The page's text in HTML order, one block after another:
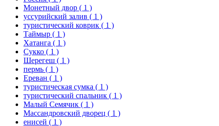
Монетный двор ( 1 )
уссурийский залив ( 1 )
туристический коврик ( 1 )
Таймыр ( 1 )
Хатанга ( 1 )
Сукко ( 1 )
Шерегеш ( 1 )
пермь ( 1 )
Ереван ( 1 )
туристическая сумка ( 1 )
туристический спальник ( 1 )
Малый Семячик ( 1 )
Массандровский дворец ( 1 )
енисей ( 1 )